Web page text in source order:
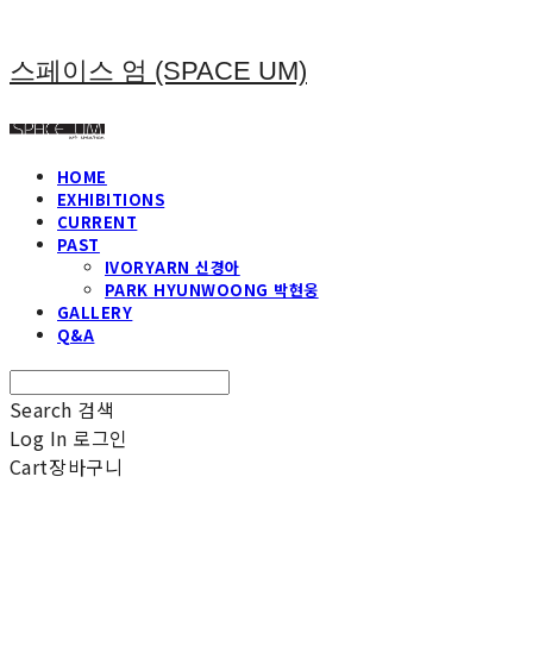
스페이스 엄 (SPACE UM)
HOME
EXHIBITIONS
CURRENT
PAST
IVORYARN 신경아
PARK HYUNWOONG 박현웅
GALLERY
Q&A
Search 검색
Log In 로그인
Cart장바구니